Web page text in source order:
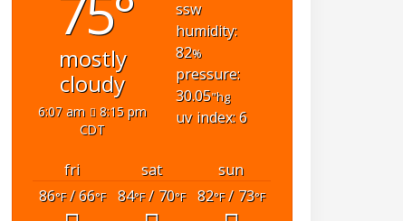
mostly
cloudy
6:07 am
8:15 pm
CDT
ssw
humidity:
82%
pressure:
30.05"hg
uv index: 6
fri sat
sun
86°F/ 66°F 84°F/ 70°F 82°F/ 73°F